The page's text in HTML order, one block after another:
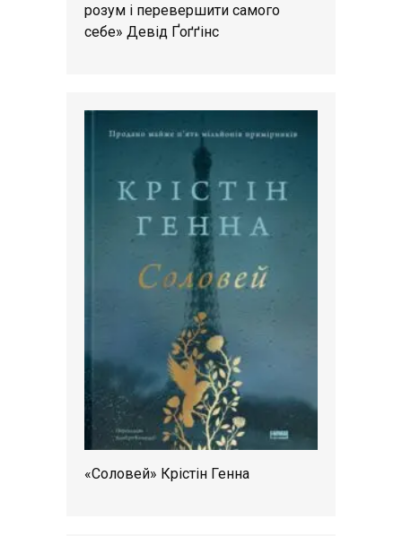
розум і перевершити самого
себе» Девід Ґоґґінс
«Соловей» Крістін Генна